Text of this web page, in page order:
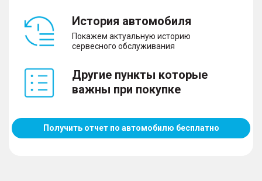
История автомобиля
Покажем актуальную историю
сервесного обслуживания
Другие пункты которые
важны при покупке
Получить отчет по автомобилю бесплатно